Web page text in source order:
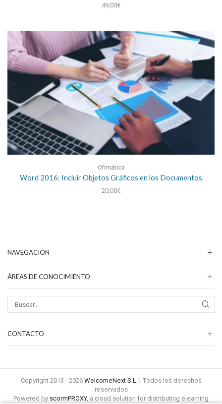
49,00€
Ofimática
Word 2016: Incluir Objetos Gráficos en los Documentos
20,00€
NAVEGACIÓN
ÁREAS DE CONOCIMIENTO
CONTACTO
Copyright 2013 - 2026 WelcomeNext S.L.
| Todos los derechos
reservados
Powered by scormPROXY, a cloud solution for distributing elearning